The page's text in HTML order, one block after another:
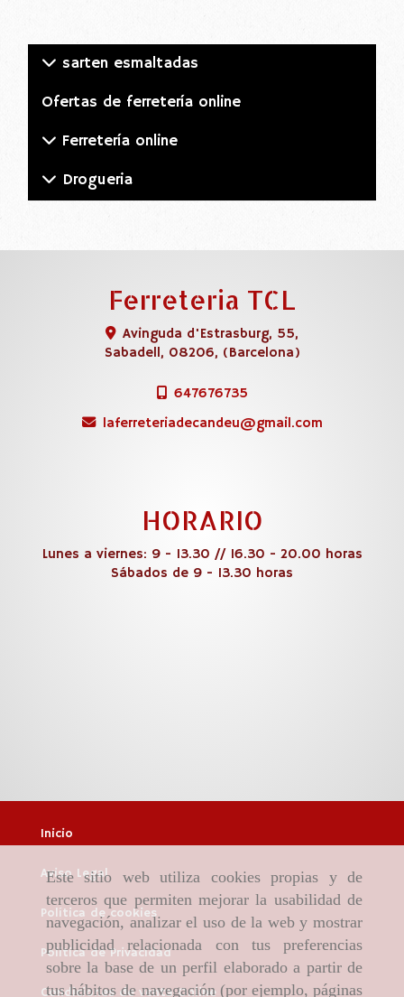
Este sitio web utiliza cookies propias y de
terceros que permiten mejorar la usabilidad de
navegación, analizar el uso de la web y mostrar
publicidad relacionada con tus preferencias
sobre la base de un perfil elaborado a partir de
tus hábitos de navegación (por ejemplo, páginas
sarten esmaltadas
Ofertas de ferretería online
Ferretería online
Drogueria
Ferreteria TCL
Avinguda d'Estrasburg, 55,
Sabadell, 08206, (Barcelona)
647676735
laferreteriadecandeu
gmail.com
HORARIO
Lunes a viernes: 9 - 13.30 // 16.30 - 20.00 horas
Sábados de 9 - 13.30 horas
Inicio
Aviso Legal
Política de cookies
Política de Privacidad
Condiciones de venta Online